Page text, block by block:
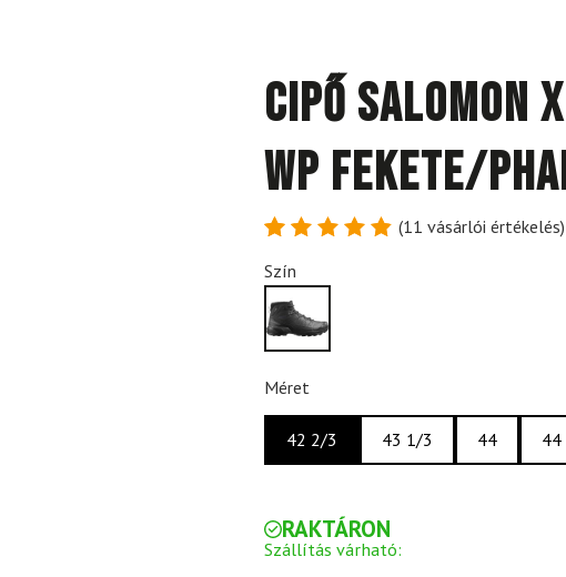
Cipő
Wp Fekete/
4.91
5-ből,
értékelés
alapján
(11 vásárlói értékelés)
Szín
Méret
42 2/3 43 1/3 44 44
RAKTÁRON
Szállítás várható: